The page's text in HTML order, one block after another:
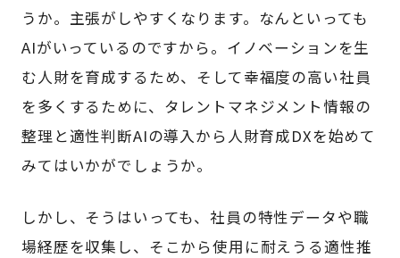
うか。主張がしやすくなります。なんといっても
AIがいっているのですから。イノベーションを生
む人財を育成するため、そして幸福度の高い社員
を多くするために、タレントマネジメント情報の
整理と適性判断AIの導入から人財育成DXを始めて
みてはいかがでしょうか。
しかし、そうはいっても、社員の特性データや職
場経歴を収集し、そこから使用に耐えうる適性推